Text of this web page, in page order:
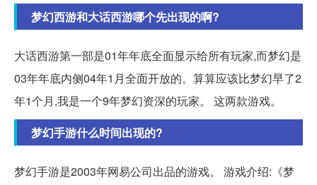
梦幻西游和大话西游哪个先出现的啊?
大话西游第一部是01年年底全面显示给所有玩家,而梦幻是
03年年底内侧04年1月全面开放的。算算应该比梦幻早了2
年1个月,我是一个9年梦幻资深的玩家。 这两款游戏。
梦幻手游什么时间出现的?
梦幻手游是2003年网易公司出品的游戏。 游戏介绍:《梦